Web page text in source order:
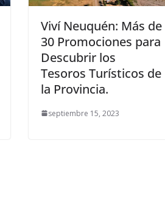
Viví Neuquén: Más de
30 Promociones para
Descubrir los
Tesoros Turísticos de
la Provincia.
septiembre 15, 2023